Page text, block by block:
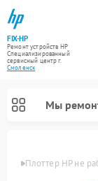
FIX-HP
Ремонт устройств HP
Специализированный
cервисный центр г.
Смоленск
Мы
Плоттер HP не